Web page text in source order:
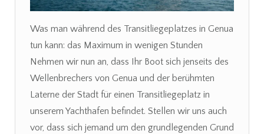
Was man während des Transitliegeplatzes in Genua
tun kann: das Maximum in wenigen Stunden
Nehmen wir nun an, dass Ihr Boot sich jenseits des
Wellenbrechers von Genua und der berühmten
Laterne der Stadt für einen Transitliegeplatz in
unserem Yachthafen befindet. Stellen wir uns auch
vor, dass sich jemand um den grundlegenden Grund